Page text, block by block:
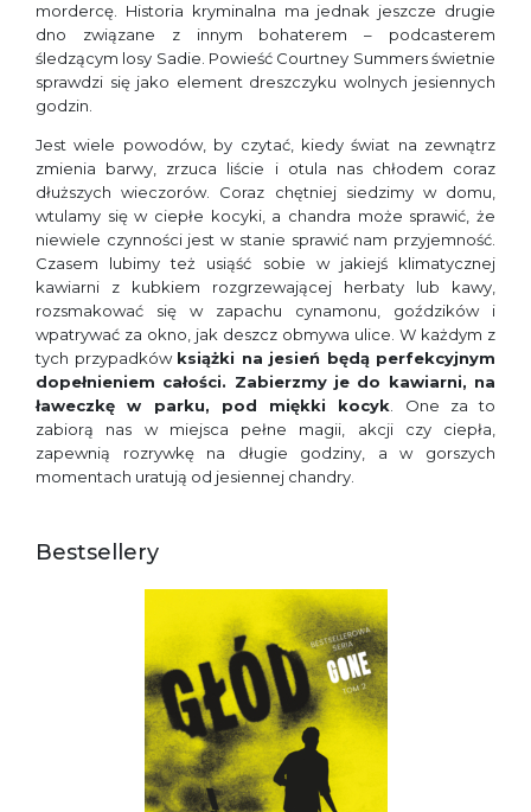
mordercę. Historia kryminalna ma jednak jeszcze drugie
dno związane z innym bohaterem – podcasterem
śledzącym losy Sadie. Powieść Courtney Summers świetnie
sprawdzi się jako element dreszczyku wolnych jesiennych
godzin.
Jest wiele powodów, by czytać, kiedy świat na zewnątrz
zmienia barwy, zrzuca liście i otula nas chłodem coraz
dłuższych wieczorów. Coraz chętniej siedzimy w domu,
wtulamy się w ciepłe kocyki, a chandra może sprawić, że
niewiele czynności jest w stanie sprawić nam przyjemność.
Czasem lubimy też usiąść sobie w jakiejś klimatycznej
kawiarni z kubkiem rozgrzewającej herbaty lub kawy,
rozsmakować się w zapachu cynamonu, goździków i
wpatrywać za okno, jak deszcz obmywa ulice. W każdym z
tych przypadków książki na jesień będą perfekcyjnym
dopełnieniem całości. Zabierzmy je do kawiarni, na
ławeczkę w parku, pod miękki kocyk . One za to
zabiorą nas w miejsca pełne magii, akcji czy ciepła,
zapewnią rozrywkę na długie godziny, a w gorszych
momentach uratują od jesiennej chandry.
Bestsellery